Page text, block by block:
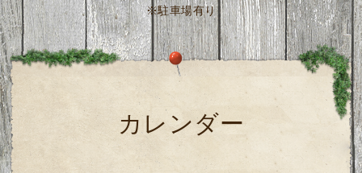
※駐車場有り
カレンダー